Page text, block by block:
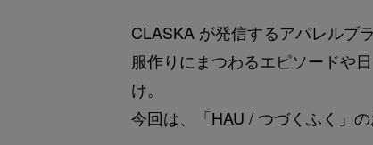
CLASKA が発信するアパレルブ
服作りにまつわるエピソードや
け。
今回は、「HAU / つづくふく」の